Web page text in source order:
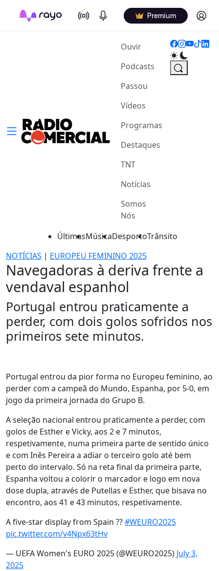
On Air Podcasts Premium Log in
Ouvir(current)
Podcasts
Passou
Vídeos
Programas
Destaques
TNT
Notícias
Somos
Nós
ÚltimasMúsicaDesportoTrânsito
NOTÍCIAS | EUROPEU FEMININO 2025
Navegadoras à deriva frente a
vendaval espanhol
Portugal entrou praticamente a
perder, com dois golos sofridos nos
primeiros sete minutos.
Portugal entrou da pior forma no Europeu feminino, ao
perder com a campeã do Mundo, Espanha, por 5-0, em
jogo da primeira jornada do Grupo B.
A seleção nacional entrou praticamente a perder, com
golos de Esther e Vicky, aos 2 e 7 minutos,
respetivamente, numa primeira parte de sentido único
e com Inês Pereira a adiar o terceiro golo até bem
perto do intervalo. Só na reta final da primeira parte,
Espanha voltou a colorir o marcador e logo em nova
dose dupla, através de Putellas e Esther, que bisava no
encontro, aos 41 e 43 minutos, respetivamente.
A five-star display from Spain ??#WEURO2025
pic.twitter.com/v4Npx63tHv
— UEFA Women's EURO 2025 (@WEURO2025) July 3,
2025